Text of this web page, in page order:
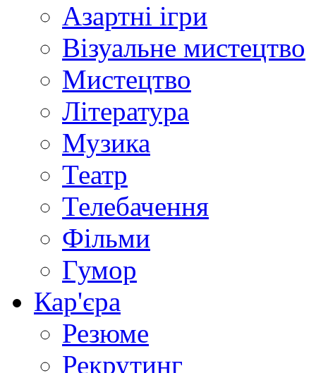
Азартні ігри
Візуальне мистецтво
Мистецтво
Література
Музика
Театр
Телебачення
Фільми
Гумор
Кар'єра
Резюме
Рекрутинг